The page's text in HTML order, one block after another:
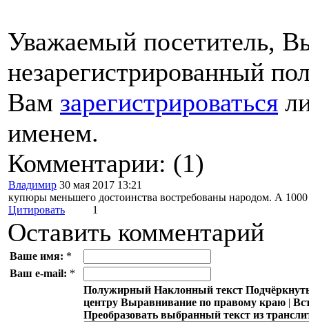
Уважаемый посетитель,
незарегистрированный
Вам зарегистрироваться
именем.
Комментарии: (1)
Владимир 30 мая 2017 13:21
купюры меньшего достоинства востребованы народом. А
Цитировать
1
Оставить комментарий
Ваше имя: *
Ваш e-mail: *
Полужирный Наклонный текст
центру Выравнивание по правому краю |
Преобразовать выбранный текст из